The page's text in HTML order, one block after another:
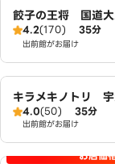
餃子の王将 国道
4.2(170) 35分
出前館がお届け
キラメキノトリ
4.0(50) 35分
出前館がお届け
お店価